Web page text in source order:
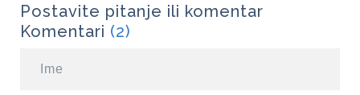
Postavite pitanje ili komentar
Komentari (2)